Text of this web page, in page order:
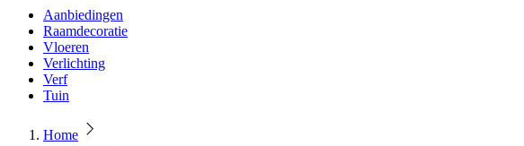
Aanbiedingen
Raamdecoratie
Vloeren
Verlichting
Verf
Tuin
Home